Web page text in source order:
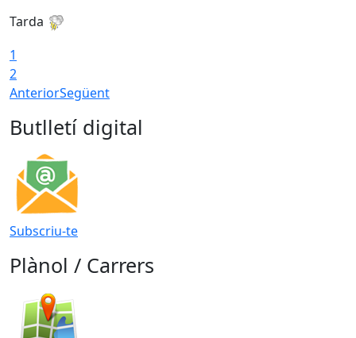
Tarda
1
2
AnteriorSegüent
Butlletí digital
Subscriu-te
Plànol / Carrers